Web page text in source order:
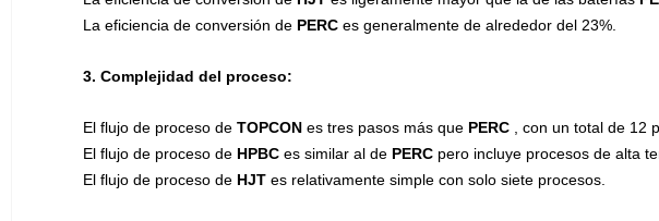
La eficiencia de conversión de PERC es generalmente de alrededor del 23%.
3. Complejidad del proceso:
El flujo de proceso de TOPCON es tres pasos más que PERC
, con un total de 12
El flujo de proceso de HPBC es similar al de PERC pero incluye procesos de alta
El flujo de proceso de HJT es relativamente simple con solo siete procesos.